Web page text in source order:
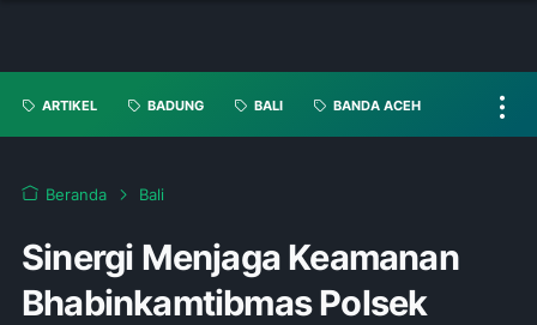
ARTIKEL BADUNG BALI BANDA ACEH
Beranda Bali
Sinergi Menjaga Keamanan
Bhabinkamtibmas Polsek